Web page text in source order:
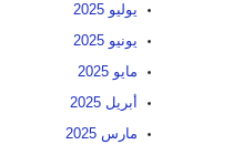
يوليو 2025
يونيو 2025
مايو 2025
أبريل 2025
مارس 2025